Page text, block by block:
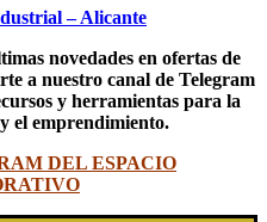
– Alicante
novedades en ofertas de
a nuestro canal de Telegram
y herramientas para la
el emprendimiento.
DEL ESPACIO